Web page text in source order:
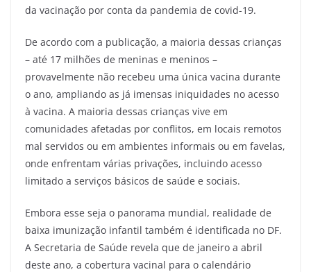
da vacinação por conta da pandemia de covid-19.
De acordo com a publicação, a maioria dessas crianças
– até 17 milhões de meninas e meninos –
provavelmente não recebeu uma única vacina durante
o ano, ampliando as já imensas iniquidades no acesso
à vacina. A maioria dessas crianças vive em
comunidades afetadas por conflitos, em locais remotos
mal servidos ou em ambientes informais ou em favelas,
onde enfrentam várias privações, incluindo acesso
limitado a serviços básicos de saúde e sociais.
Embora esse seja o panorama mundial, realidade de
baixa imunização infantil também é identificada no DF.
A Secretaria de Saúde revela que de janeiro a abril
deste ano, a cobertura vacinal para o calendário